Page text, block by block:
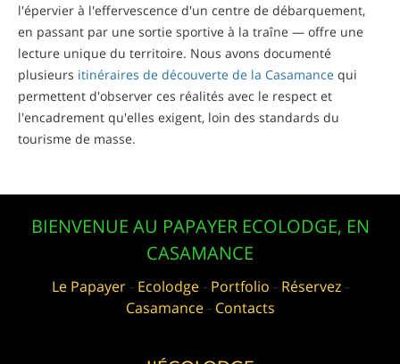
l'épervier à l'effervescence d'un centre de débarquement,
en passant par une sortie sportive à la traîne — offre une
lecture unique du territoire. Nous avons documenté
plusieurs itinéraires de découverte de la Casamance qui
permettent d'observer ces réalités avec le respect et
l'encadrement qu'elles exigent, loin des standards du
tourisme de masse.
BIENVENUE AU PAPAYER ECOLODGE, EN
CASAMANCE
Le Papayer- Ecolodge- Portfolio - Réservez-
Casamance- Contacts